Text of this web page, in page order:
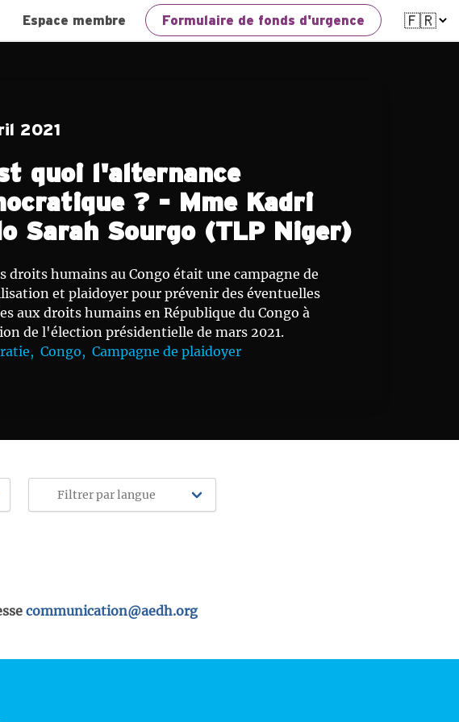
Espace membre Formulaire de fonds d'urgence
2021
quoi l'alternance
? - Mme Kadri
Sarah Sourgo (TLP Niger)
droits humains au Congo était une campagne de
et plaidoyer pour prévenir des éventuelles
aux droits humains en République du Congo à
de l'élection présidentielle de mars 2021.
Congo, Campagne de plaidoyer
communication@aedh.org